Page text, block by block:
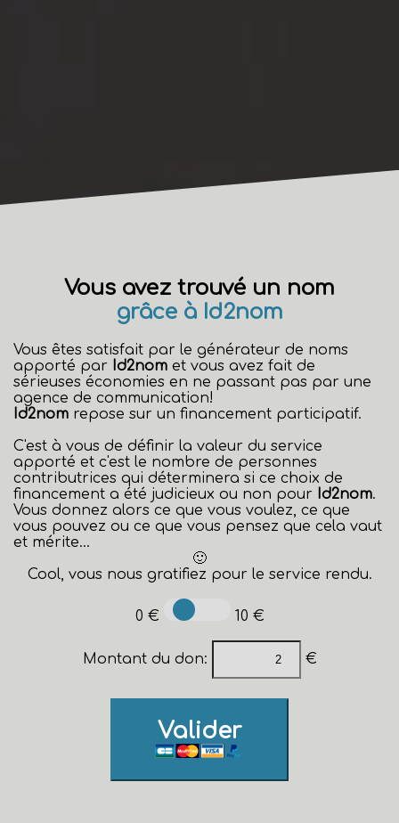
Vous avez trouvé un nom
grâce à Id2nom
Vous êtes satisfait par le générateur de noms
apporté par Id2nom et vous avez fait de
sérieuses économies en ne passant pas par une
agence de communication!
Id2nom repose sur un financement participatif.
C'est à vous de définir la valeur du service
apporté et c'est le nombre de personnes
contributrices qui déterminera si ce choix de
financement a été judicieux ou non pour Id2nom.
Vous donnez alors ce que vous voulez, ce que
vous pouvez ou ce que vous pensez que cela vaut
et mérite...
🙂
Cool, vous nous gratifiez pour le service rendu.
0 € 10 €
Montant du don: €
Valider